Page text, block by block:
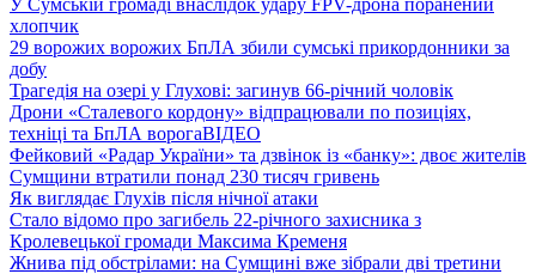
У Сумській громаді внаслідок удару FPV-дрона поранений
хлопчик
29 ворожих ворожих БпЛА збили сумські прикордонники за
добу
Трагедія на озері у Глухові: загинув 66-річний чоловік
Дрони «Сталевого кордону» відпрацювали по позиціях,
техніці та БпЛА ворогаВІДЕО
Фейковий «Радар України» та дзвінок із «банку»: двоє жителів
Сумщини втратили понад 230 тисяч гривень
Як виглядає Глухів після нічної атаки
Стало відомо про загибель 22-річного захисника з
Кролевецької громади Максима Кременя
Жнива під обстрілами: на Сумщині вже зібрали дві третини